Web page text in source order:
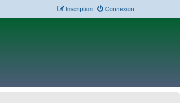
Connexion
Inscription